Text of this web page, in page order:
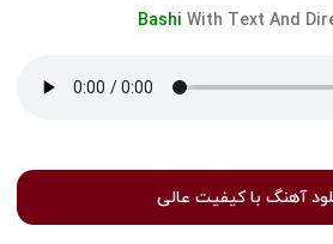
Bashi With Text And
آهنگ با کیفیت عالی